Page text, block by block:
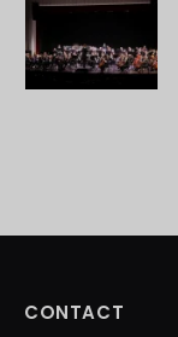
CONTACT